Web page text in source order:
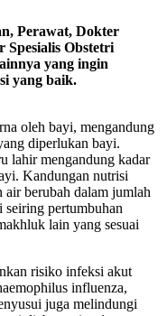
Perawat, Dokter
Spesialis Obstetri
yang ingin
yang baik.
oleh bayi, mengandung
diperlukan bayi.
lahir mengandung kadar
Kandungan nutrisi
berubah dalam jumlah
seiring pertumbuhan
lain yang sesuai
risiko infeksi akut
influenza,
juga melindungi